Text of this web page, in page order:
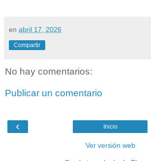
en abril 17, 2026
Compartir
No hay comentarios:
Publicar un comentario
‹ Inicio
Ver versión web